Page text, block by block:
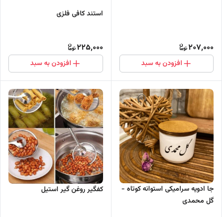
207,000
افزودن به سبد
استند کافی فلزی
225,000
افزودن به سبد
جا ادویه سرامیکی استوانه کوتاه -
گل محمدی
کفگیر روغن گیر استیل